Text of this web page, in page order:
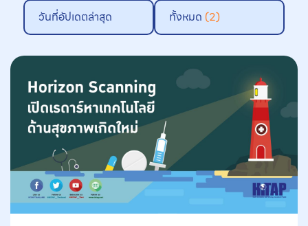
วันที่อัปเดตล่าสุด
ทั้งหมด (2)